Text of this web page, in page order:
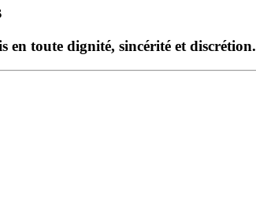
en toute dignité, sincérité et discrétion.